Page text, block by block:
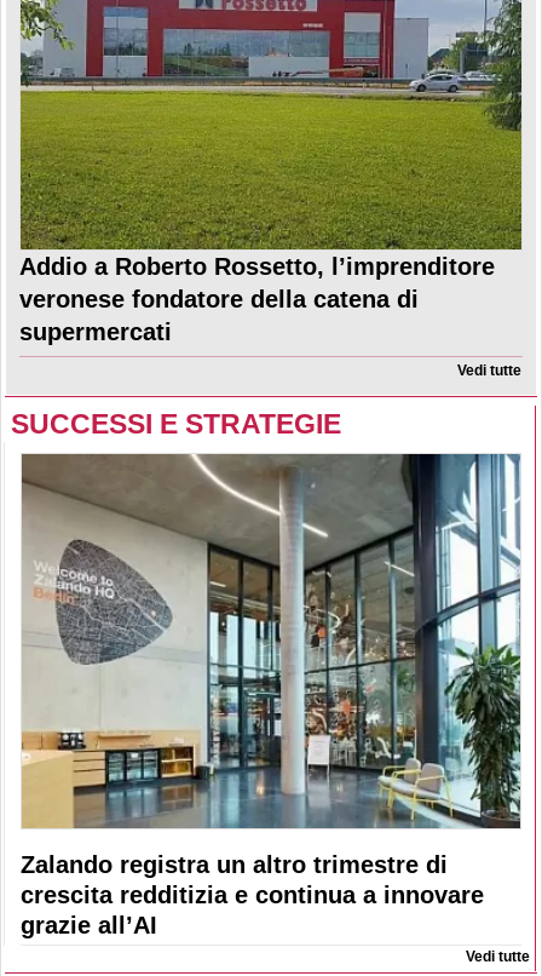
Addio a Roberto Rossetto, l’imprenditore
veronese fondatore della catena di
supermercati
Vedi tutte
SUCCESSI E STRATEGIE
Zalando registra un altro trimestre di
crescita redditizia e continua a innovare
grazie all’AI
Vedi tutte